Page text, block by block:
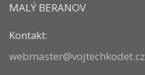
MALÝ BERANOV
Kontakt:
webmaster@vojtechkodet.cz